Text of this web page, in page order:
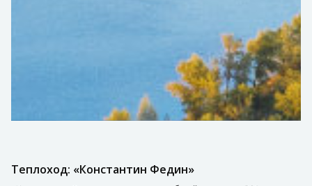
Теплоход: «Константин Федин»